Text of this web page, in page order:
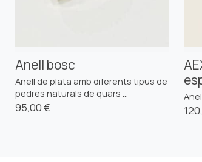
Anell bosc
Anell de plata amb diferents tipus de
pedres naturals de quars ...
95,00 €